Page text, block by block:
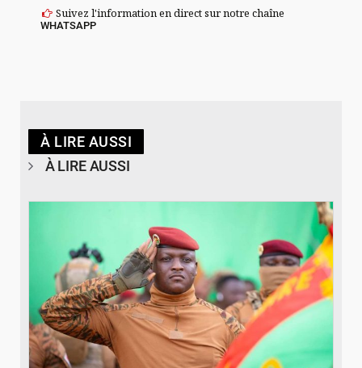
Suivez l'information en direct sur notre chaîne
WHATSAPP
À LIRE AUSSI
À LIRE AUSSI